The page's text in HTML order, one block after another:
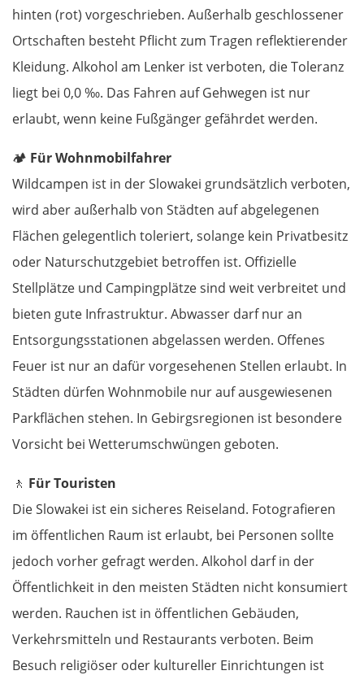
hinten (rot) vorgeschrieben. Außerhalb geschlossener
Ortschaften besteht Pflicht zum Tragen reflektierender
Kleidung. Alkohol am Lenker ist verboten, die Toleranz
liegt bei 0,0 ‰. Das Fahren auf Gehwegen ist nur
erlaubt, wenn keine Fußgänger gefährdet werden.
🏕️ Für Wohnmobilfahrer
Wildcampen ist in der Slowakei grundsätzlich verboten,
wird aber außerhalb von Städten auf abgelegenen
Flächen gelegentlich toleriert, solange kein Privatbesitz
oder Naturschutzgebiet betroffen ist. Offizielle
Stellplätze und Campingplätze sind weit verbreitet und
bieten gute Infrastruktur. Abwasser darf nur an
Entsorgungsstationen abgelassen werden. Offenes
Feuer ist nur an dafür vorgesehenen Stellen erlaubt. In
Städten dürfen Wohnmobile nur auf ausgewiesenen
Parkflächen stehen. In Gebirgsregionen ist besondere
Vorsicht bei Wetterumschwüngen geboten.
🚶 Für Touristen
Die Slowakei ist ein sicheres Reiseland. Fotografieren
im öffentlichen Raum ist erlaubt, bei Personen sollte
jedoch vorher gefragt werden. Alkohol darf in der
Öffentlichkeit in den meisten Städten nicht konsumiert
werden. Rauchen ist in öffentlichen Gebäuden,
Verkehrsmitteln und Restaurants verboten. Beim
Besuch religiöser oder kultureller Einrichtungen ist
Łomża
Wyszków
Warschau
Łódź
Turek
Nowy Tomyśl
Schwiebus
Frankfurt (Oder)
Fürstenwalde
Berlin
Lübben
Spreewald
Senftenberg